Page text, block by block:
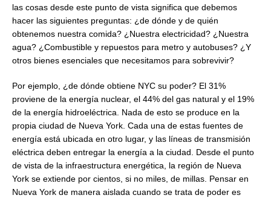
las cosas desde este punto de vista significa que debemos
hacer las siguientes preguntas: ¿de dónde y de quién
obtenemos nuestra comida? ¿Nuestra electricidad? ¿Nuestra
agua? ¿Combustible y repuestos para metro y autobuses? ¿Y
otros bienes esenciales que necesitamos para sobrevivir?
Por ejemplo, ¿de dónde obtiene NYC su poder? El 31%
proviene de la energía nuclear, el 44% del gas natural y el 19%
de la energía hidroeléctrica. Nada de esto se produce en la
propia ciudad de Nueva York. Cada una de estas fuentes de
energía está ubicada en otro lugar, y las líneas de transmisión
eléctrica deben entregar la energía a la ciudad. Desde el punto
de vista de la infraestructura energética, la región de Nueva
York se extiende por cientos, si no miles, de millas. Pensar en
Nueva York de manera aislada cuando se trata de poder es